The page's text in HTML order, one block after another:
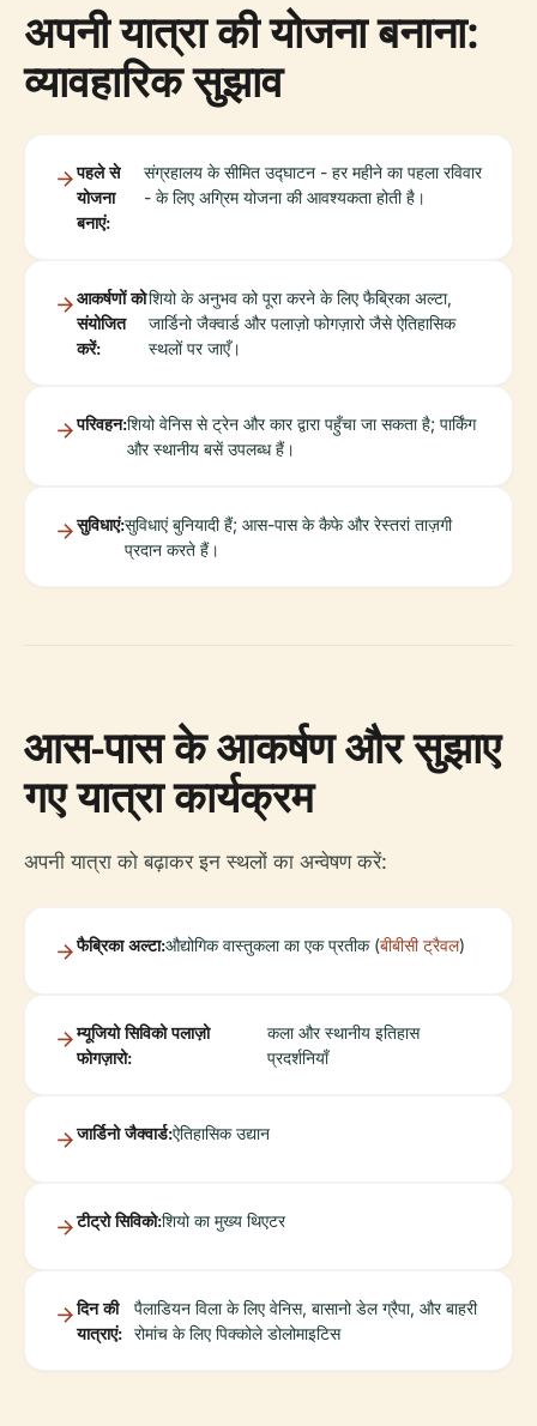
अपनी यात्रा की योजना बनाना:
व्यावहारिक सुझाव
पहले से
योजना
बनाएं:
संग्रहालय के सीमित उद्घाटन - हर महीने का पहला रविवार
- के लिए अग्रिम योजना की आवश्यकता होती है।
आकर्षणों को
संयोजित
करें:
शियो के अनुभव को पूरा करने के लिए फैब्रिका अल्टा,
जार्डिनो जैक्वार्ड और पलाज़ो फोगज़ारो जैसे ऐतिहासिक
स्थलों पर जाएँ।
परिवहन:शियो वेनिस से ट्रेन और कार द्वारा पहुँचा जा सकता है; पार्किंग
और स्थानीय बसें उपलब्ध हैं।
सुविधाएं:सुविधाएं बुनियादी हैं; आस-पास के कैफे और रेस्तरां ताज़गी
प्रदान करते हैं।
आस-पास के आकर्षण और सुझाए
गए यात्रा कार्यक्रम
अपनी यात्रा को बढ़ाकर इन स्थलों का अन्वेषण करें:
फैब्रिका अल्टा:औद्योगिक वास्तुकला का एक प्रतीक (बीबीसी ट्रैवल)
म्यूजियो सिविको पलाज़ो
फोगज़ारो:
कला और स्थानीय इतिहास
प्रदर्शनियाँ
जार्डिनो जैक्वार्ड:ऐतिहासिक उद्यान
टीट्रो सिविको:शियो का मुख्य थिएटर
दिन की
यात्राएं:
पैलाडियन विला के लिए वेनिस, बासानो डेल ग्रैपा, और बाहरी
रोमांच के लिए पिक्कोले डोलोमाइटिस